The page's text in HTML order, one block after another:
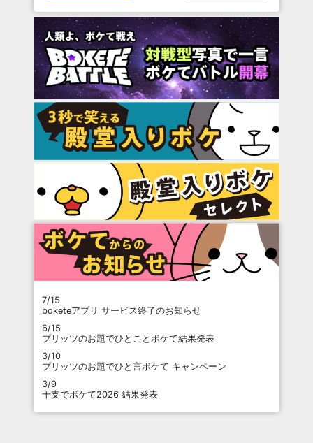
7/15
boketeアプリ サービス終了のお知らせ
6/15
プリッツのお題でひとことボケて結果発表
3/10
プリッツのお題でひと言ボケて キャンペーン
3/9
干支でボケて2026 結果発表